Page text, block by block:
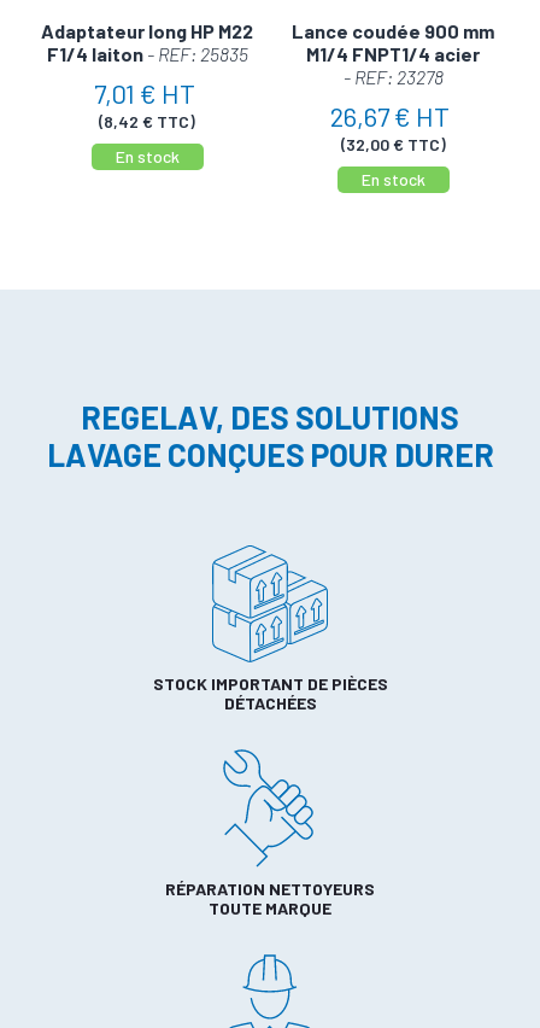
Adaptateur long HP M22
F1/4 laiton - REF: 25835
7,01 € HT
(8,42 € TTC)
En stock
Lance coudée 900 mm
M1/4 FNPT1/4 acier
- REF: 23278
26,67 € HT
(32,00 € TTC)
En stock
REGELAV, DES SOLUTIONS
LAVAGE CONÇUES POUR DURER
STOCK IMPORTANT DE PIÈCES
DÉTACHÉES
RÉPARATION NETTOYEURS
TOUTE MARQUE